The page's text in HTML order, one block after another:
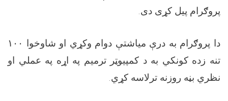
پروګرام پیل کړی دی.
دا پروګرام به درې میاشتې دوام وکړي او شاوخوا ۱۰۰
تنه زده کونکي به د کمپیوټر ترمیم په اړه په عملي او
نظري بڼه روزنه ترلاسه کړي.